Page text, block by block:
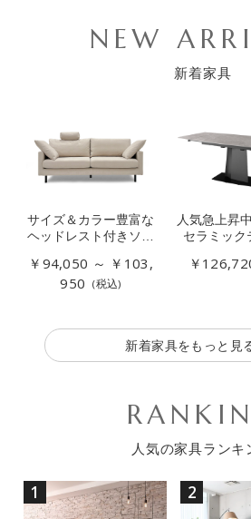
NEW
新着家具
サイズ＆カラー豊富な
ヘッドレスト付きソフ
￥94,050 ～ ￥103,
950 (税込)
人気急上昇
セラミック
￥
新着家具をもっと見
人気の家具ランキ
1 2